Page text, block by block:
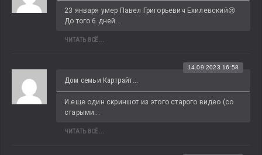
23 января умер Павел Григорьевич Ехилевский😢
До того 6 дней...
ЧИТАТЬ ВСЁ...
Дом семьи Картрайт...
14.09.2023 16:58
И еще один скриншот из этого старого видео (со
старыми...
ЧИТАТЬ ВСЁ...